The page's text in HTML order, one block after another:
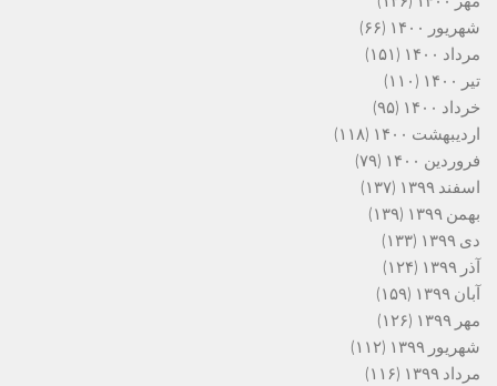
شهریور ۱۴۰۰
(۶۶)
مرداد ۱۴۰۰
(۱۵۱)
تیر ۱۴۰۰
(۱۱۰)
خرداد ۱۴۰۰
(۹۵)
اردیبهشت ۱۴۰۰
(۱۱۸)
فروردین ۱۴۰۰
(۷۹)
اسفند ۱۳۹۹
(۱۳۷)
بهمن ۱۳۹۹
(۱۳۹)
دی ۱۳۹۹
(۱۳۳)
آذر ۱۳۹۹
(۱۲۴)
آبان ۱۳۹۹
(۱۵۹)
مهر ۱۳۹۹
(۱۲۶)
شهریور ۱۳۹۹
(۱۱۲)
مرداد ۱۳۹۹
(۱۱۶)